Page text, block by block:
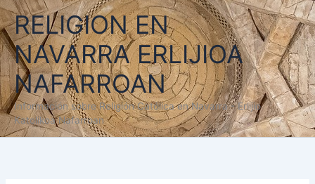
Ir
al
contenido
RELIGION EN
NAVARRA ERLIJIOA
NAFARROAN
Información sobre Religión Católica en Navarra - Erlijio
Katolikoa Nafarroan